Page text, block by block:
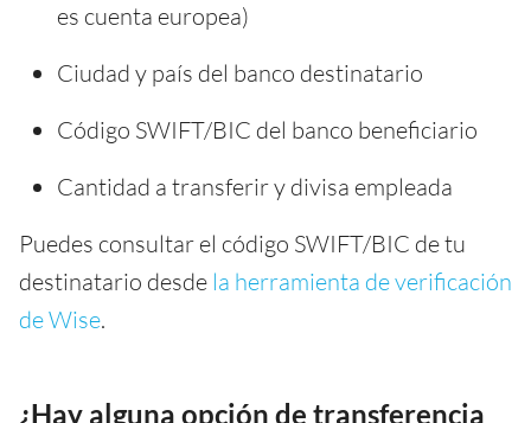
es cuenta europea)
Ciudad y país del banco destinatario
Código SWIFT/BIC del banco beneficiario
Cantidad a transferir y divisa empleada
Puedes consultar el código SWIFT/BIC de tu
destinatario desde la herramienta de verificación
de Wise.
¿Hay alguna opción de transferencia